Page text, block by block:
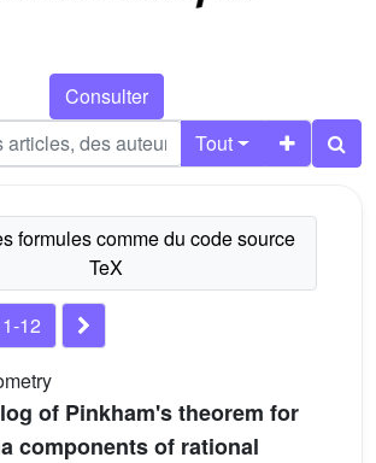
Consulter
Tout
12
of Pinkham's theorem for
components of rational